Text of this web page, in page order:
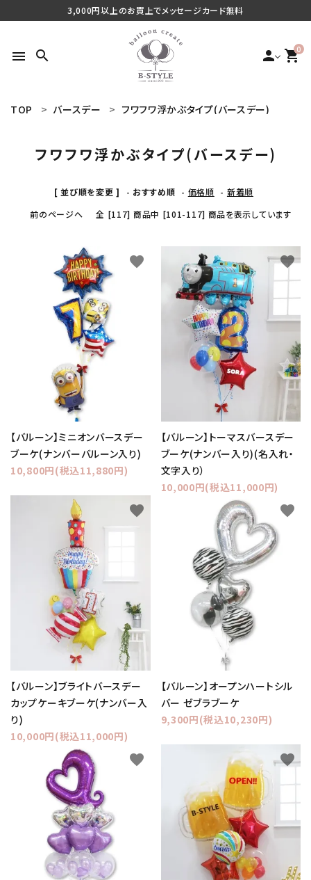
3,000円以上のお買上でメッセージカード無料
menu search person 0
shopping_cart
search
ご利用シーンから探す
商品タイプから探す
価格から探す
コンテンツ
ガイドライン
ACCOUNT MENU
ようこそ ゲスト 様
meeting_room ログイン person 新規会員登録
TOP バースデー フワフワ浮かぶタイプ(バースデー)
フワフワ浮かぶタイプ(バースデー)
[ 並び順を変更 ] - おすすめ順 - 価格順 - 新着順
前のページへ
全 [117] 商品中 [101-117] 商品を表示しています
【バルーン】ミニオンバースデー
ブーケ(ナンバーバルーン入り)
10,800円(税込11,880円)
favorite
【バルーン】トーマスバースデー
ブーケ(ナンバー入り)(名入れ・
文字入り）
10,000円(税込11,000円)
favorite
【バルーン】ブライトバースデー
カップケーキブーケ(ナンバー入
り)
10,000円(税込11,000円)
favorite
【バルーン】オープンハートシル
バー ゼブラブーケ
9,300円(税込10,230円)
favorite
favorite favorite